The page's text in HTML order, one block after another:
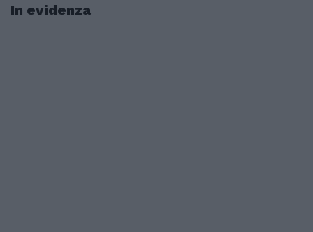
In evidenza